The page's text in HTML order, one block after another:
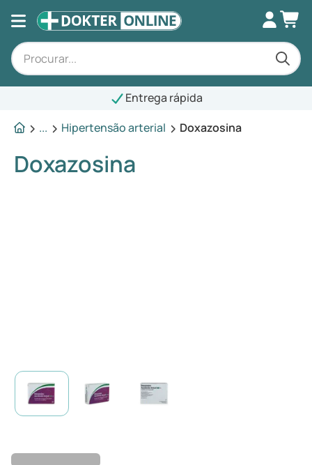
Entrega rápida
...
Hipertensão arterial Doxazosina
Doxazosina